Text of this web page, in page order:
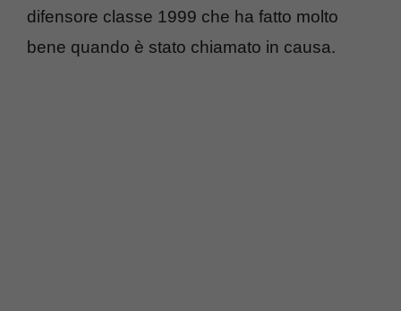
difensore classe 1999 che ha fatto molto
bene quando è stato chiamato in causa.